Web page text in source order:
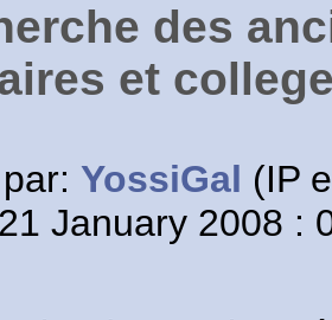
des
et
YossiGal (IP
January 2008 :